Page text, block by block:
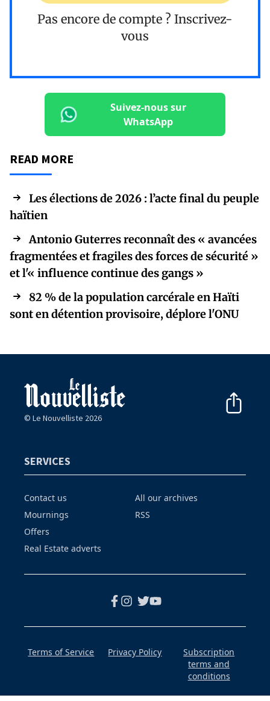
Pas encore de compte ? Inscrivez-
vous
Suivez-nous sur
WhatsApp
READ MORE
Les élections de 2026 : l’acte final du peuple
haïtien
Antonio Guterres reconnaît des « avancées
fragmentées et fragiles des forces de sécurité »
et l'« influence continue des gangs »
82 % de la population carcérale en Haïti
sont en détention provisoire, déplore l'ONU
© Le Nouvelliste 2026
SERVICES
Contact us
Mournings
Offers
Real Estate adverts
All our archives
RSS
Terms of Service Privacy Policy
Subscription
terms and
conditions